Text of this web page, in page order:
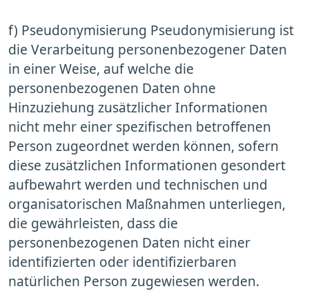
f) Pseudonymisierung Pseudonymisierung ist
die Verarbeitung personenbezogener Daten
in einer Weise, auf welche die
personenbezogenen Daten ohne
Hinzuziehung zusätzlicher Informationen
nicht mehr einer spezifischen betroffenen
Person zugeordnet werden können, sofern
diese zusätzlichen Informationen gesondert
aufbewahrt werden und technischen und
organisatorischen Maßnahmen unterliegen,
die gewährleisten, dass die
personenbezogenen Daten nicht einer
identifizierten oder identifizierbaren
natürlichen Person zugewiesen werden.